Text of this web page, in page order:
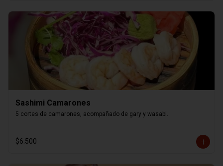
Sashimi Camarones
5 cortes de camarones, acompañado de gary y wasabi.
$6.500